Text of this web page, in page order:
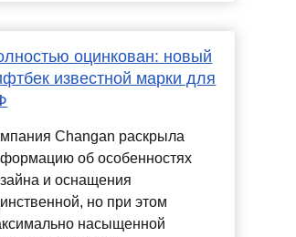
оцинкован: новый
известной марки для
Changan раскрыла
об особенностях
и оснащения
но при этом
насыщенной